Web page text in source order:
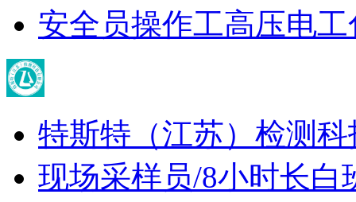
安全员操作工高压电工
特斯特（江苏）检测
现场采样员/8小时长白